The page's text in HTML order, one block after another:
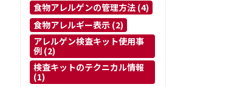
食物アレルゲンの管理方法 (4)
食物アレルギー表示 (2)
アレルゲン検査キット使用事
例 (2)
検査キットのテクニカル情報
(1)